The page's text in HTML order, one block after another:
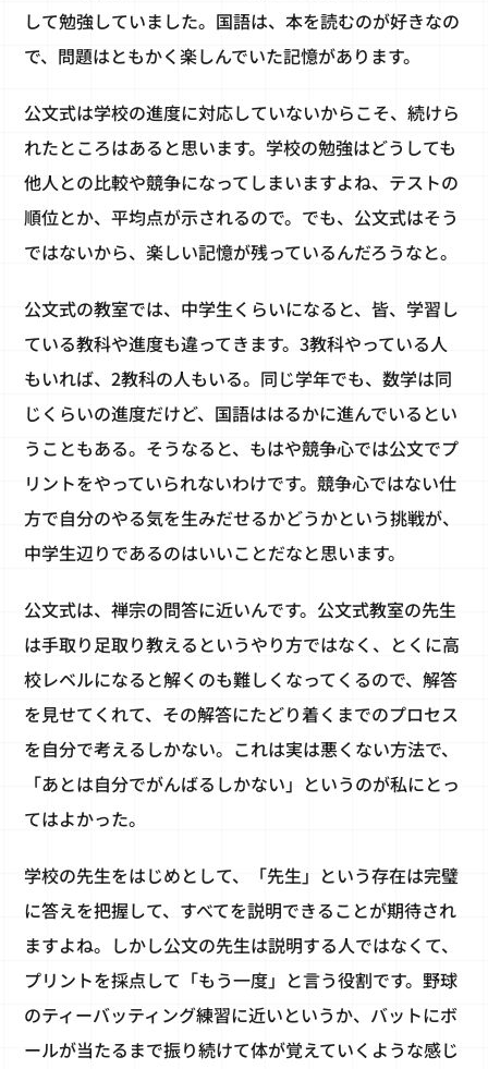
して勉強していました。国語は、本を読むのが好きなの
で、問題はともかく楽しんでいた記憶があります。
公文式は学校の進度に対応していないからこそ、続けら
れたところはあると思います。学校の勉強はどうしても
他人との比較や競争になってしまいますよね、テストの
順位とか、平均点が示されるので。でも、公文式はそう
ではないから、楽しい記憶が残っているんだろうなと。
公文式の教室では、中学生くらいになると、皆、学習し
ている教科や進度も違ってきます。3教科やっている人
もいれば、2教科の人もいる。同じ学年でも、数学は同
じくらいの進度だけど、国語ははるかに進んでいるとい
うこともある。そうなると、もはや競争心では公文でプ
リントをやっていられないわけです。競争心ではない仕
方で自分のやる気を生みだせるかどうかという挑戦が、
中学生辺りであるのはいいことだなと思います。
公文式は、禅宗の問答に近いんです。公文式教室の先生
は手取り足取り教えるというやり方ではなく、とくに高
校レベルになると解くのも難しくなってくるので、解答
を見せてくれて、その解答にたどり着くまでのプロセス
を自分で考えるしかない。これは実は悪くない方法で、
「あとは自分でがんばるしかない」というのが私にとっ
てはよかった。
学校の先生をはじめとして、「先生」という存在は完璧
に答えを把握して、すべてを説明できることが期待され
ますよね。しかし公文の先生は説明する人ではなくて、
プリントを採点して「もう一度」と言う役割です。野球
のティーバッティング練習に近いというか、バットにボ
ールが当たるまで振り続けて体が覚えていくような感じ